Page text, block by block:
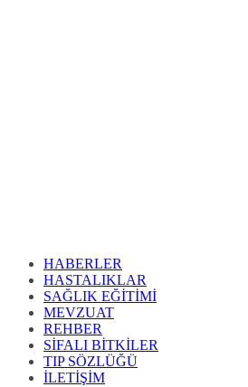
HABERLER
HASTALIKLAR
SAĞLIK EĞİTİMİ
MEVZUAT
REHBER
SİFALI BİTKİLER
TIP SÖZLÜĞÜ
İLETİŞİM